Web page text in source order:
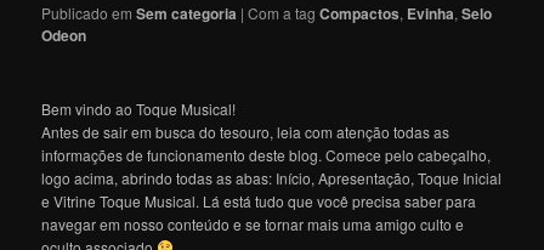
Publicado em Sem categoria |Com a tagCompactos, Evinha,Selo
Odeon
Bem vindo ao Toque Musical!
Antes de sair em busca do tesouro, leia com atenção todas as
informações de funcionamento deste blog. Comece pelo cabeçalho,
logo acima, abrindo todas as abas: Início, Apresentação, Toque Inicial
e Vitrine Toque Musical. Lá está tudo que você precisa saber para
navegar em nosso conteúdo e se tornar mais uma amigo culto e